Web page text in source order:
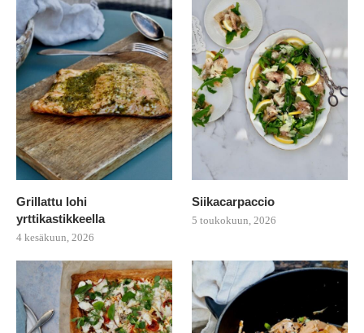
Grillattu lohi
yrttikastikkeella
4 kesäkuun, 2026
Siikacarpaccio
5 toukokuun, 2026